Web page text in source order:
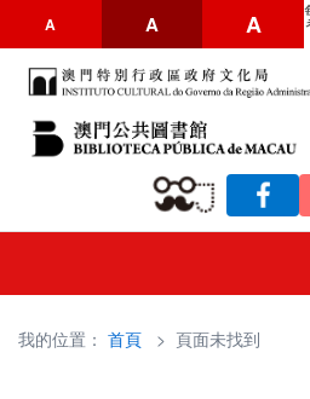
A A A
我的位置： 首頁 > 頁面未找到